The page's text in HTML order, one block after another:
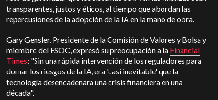
transparentes, justos y éticos, al tiempo que abordan las
repercusiones de la adopción de la IA en la mano de obra.
Gary Gensler, Presidente de la Comisión de Valores y Bolsa y
miembro del FSOC, expresó su preocupación a la Financial
Times: "Sin una rápida intervención de los reguladores para
domar los riesgos de la IA, era 'casi inevitable' que la
tecnología desencadenara una crisis financiera en una
década".